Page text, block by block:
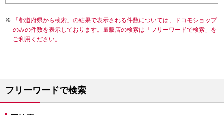
「都道府県から検索」の結果で表示される件数については、ドコモショップ
のみの件数を表示しております。量販店の検索は「フリーワードで検索」を
ご利用ください。
フリーワードで検索